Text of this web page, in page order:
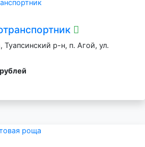
Туапсинский р-н, п. Агой, ул.